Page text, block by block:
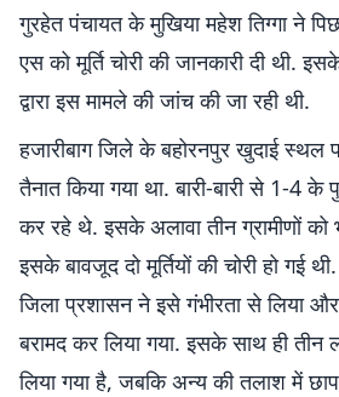
गुरहेत पंचायत के मुखिया महेश तिग्गा ने
एस को मूर्ति चोरी की जानकारी दी थी.
द्वारा इस मामले की जांच की जा रही थी.
हजारीबाग जिले के बहोरनपुर खुदाई
तैनात किया गया था. बारी-बारी से 1-4
कर रहे थे. इसके अलावा तीन ग्रामीणों को
इसके बावजूद दो मूर्तियों की चोरी हो गई
जिला प्रशासन ने इसे गंभीरता से लिया और
बरामद कर लिया गया. इसके साथ ही तीन
लिया गया है, जबकि अन्य की तलाश में